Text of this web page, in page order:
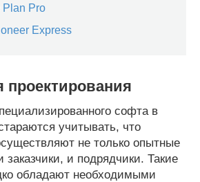
Plan Pro
Express
софта в
учитывать, что
не только опытные
и подрядчики. Такие
обладают необходимыми